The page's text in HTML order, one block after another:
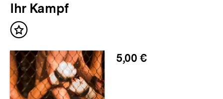
Ihr Kampf
Inhalt
5,00 €